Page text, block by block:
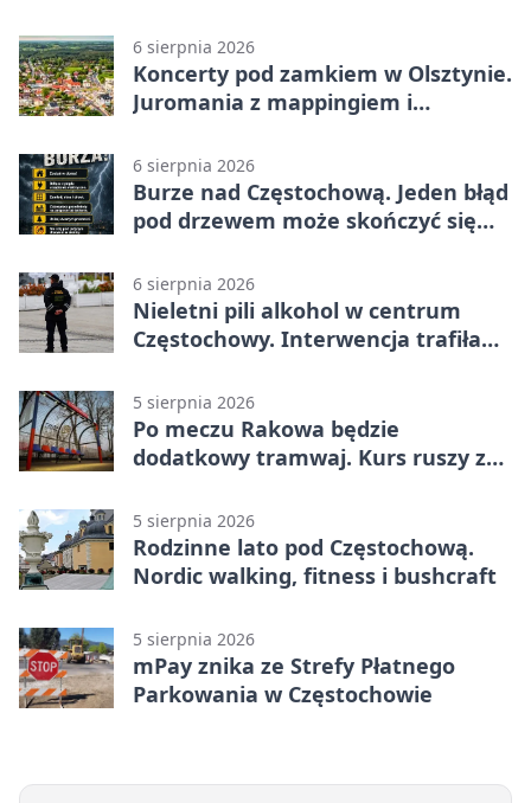
6 sierpnia 2026
Koncerty pod zamkiem w Olsztynie.
Juromania z mappingiem i
6 sierpnia 2026
Burze nad Częstochową. Jeden błąd
pod drzewem może skończyć się
6 sierpnia 2026
Nieletni pili alkohol w centrum
Częstochowy. Interwencja trafiła
5 sierpnia 2026
Po meczu Rakowa będzie
dodatkowy tramwaj. Kurs ruszy ze
5 sierpnia 2026
Rodzinne lato pod Częstochową.
Nordic walking, fitness i bushcraft
5 sierpnia 2026
mPay znika ze Strefy Płatnego
Parkowania w Częstochowie